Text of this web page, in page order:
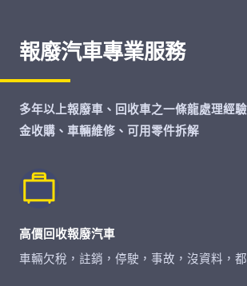
報廢汽車專業服務
多年以上報廢車、回收車之一條龍處理經
金收購、車輛維修、可用零件拆解
高價回收報廢汽車
車輛欠稅，註銷，停駛，事故，沒資料，